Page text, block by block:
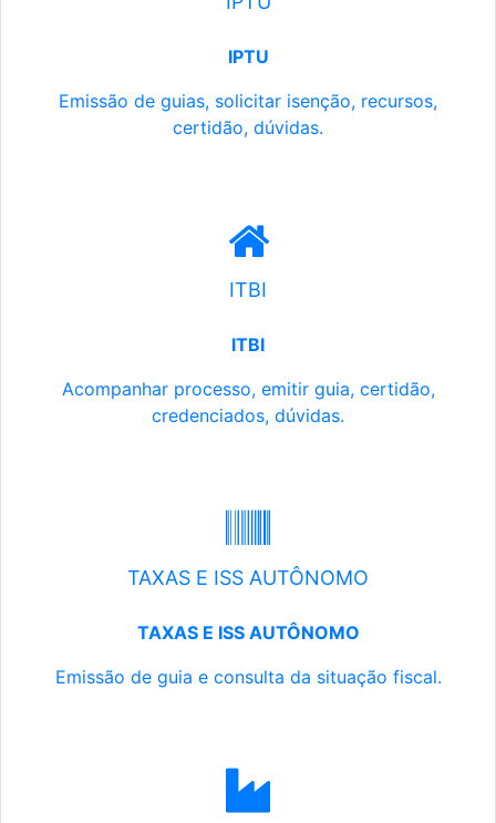
IPTU
Emissão de guias, solicitar isenção, recursos,
certidão, dúvidas.
ITBI
ITBI
Acompanhar processo, emitir guia, certidão,
credenciados, dúvidas.
TAXAS E ISS AUTÔNOMO
TAXAS E ISS AUTÔNOMO
Emissão de guia e consulta da situação fiscal.